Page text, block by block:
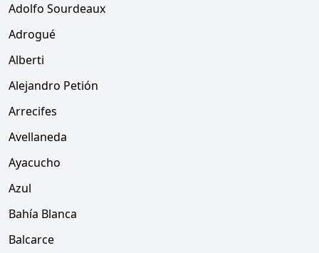
Adolfo Sourdeaux
Adrogué
Alberti
Alejandro Petión
Arrecifes
Avellaneda
Ayacucho
Azul
Bahía Blanca
Balcarce